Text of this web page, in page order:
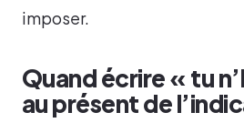
imposer.
Quand écrire « tu
au présent de